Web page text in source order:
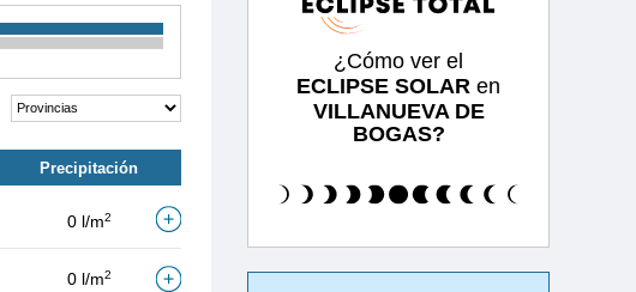
Precipitación
0 l/m2
0 l/m2
¿Cómo ver el
ECLIPSE SOLAR en
VILLANUEVA DE
BOGAS?